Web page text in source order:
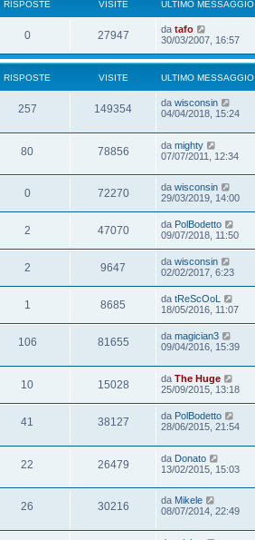
RISPOSTE VISITE ULTIMO MESSAGGIO
0 27947 da tafo
30/03/2007, 16:57
RISPOSTE VISITE ULTIMO MESSAGGIO
257 149354 da wisconsin
04/04/2018, 15:24
80 78856 da mighty
07/07/2011, 12:34
0 72270 da wisconsin
29/03/2019, 14:00
2 47070 da PolBodetto
09/07/2018, 11:50
2 9647 da wisconsin
02/02/2017, 6:23
1 8685 da tReScOoL
18/05/2016, 11:07
106 81655 da magician3
09/04/2016, 15:39
10 15028 da The Huge
25/09/2015, 13:18
41 38127 da PolBodetto
28/06/2015, 21:54
22 26479 da Donato
13/02/2015, 15:03
26 30216 da Mikele
08/07/2014, 22:49